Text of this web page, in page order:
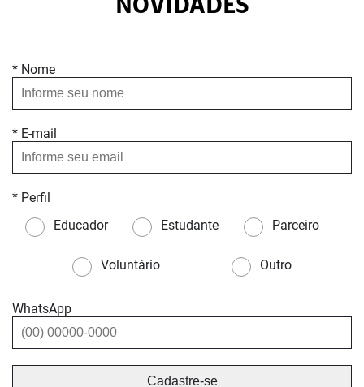
NOVIDADES
* Nome
* E-mail
* Perfil
Educador
Estudante Parceiro
Voluntário Outro
WhatsApp